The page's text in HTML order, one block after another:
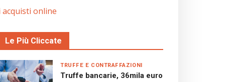
acquisti online
Le Più Cliccate
Truffe bancarie, 36mila euro
TRUFFE E CONTRAFFAZIONI